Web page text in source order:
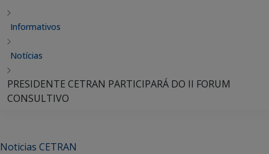
Informativos
Notícias
PRESIDENTE CETRAN PARTICIPARÁ DO II FORUM
CONSULTIVO
Noticias CETRAN